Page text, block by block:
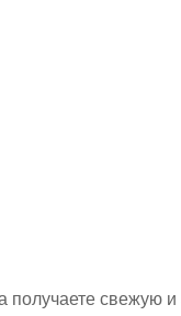
получаете